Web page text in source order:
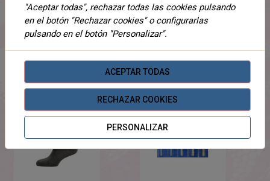
¡Este producto no tiene descripción!
PRODUCTOSRELACIONADOS
"Aceptar todas", rechazar todas las cookies pulsando
en el botón "Rechazar cookies" o configurarlas
pulsando en el botón "Personalizar".
ACEPTAR TODAS
RECHAZAR COOKIES
PERSONALIZAR